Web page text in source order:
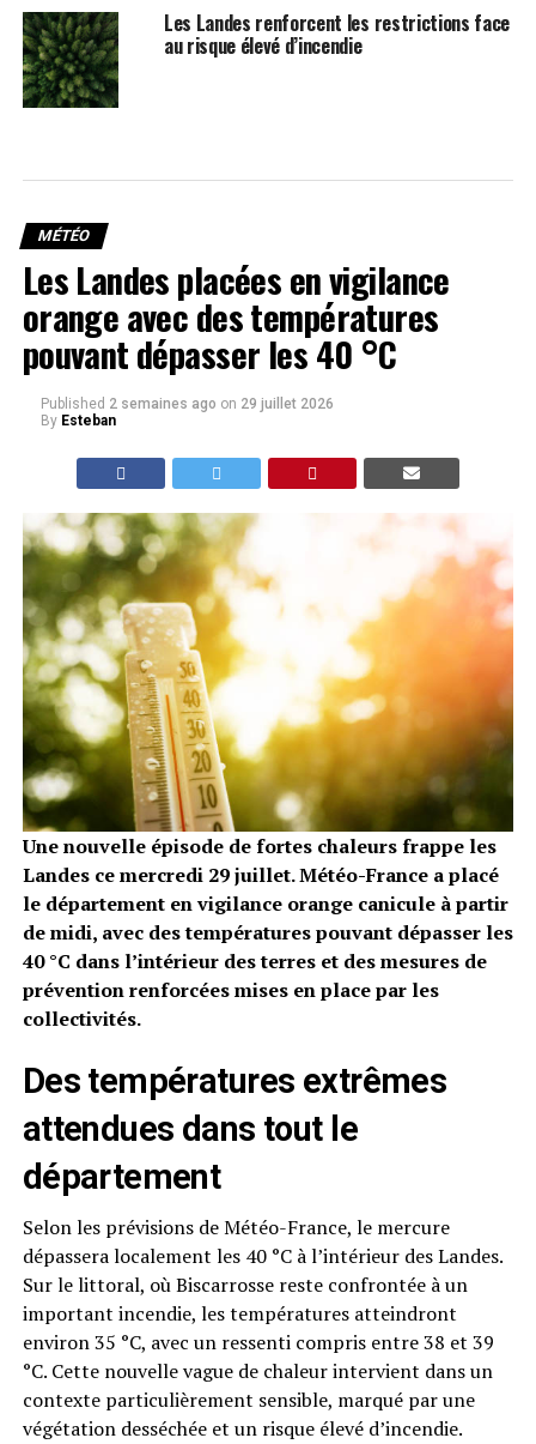
Les Landes renforcent les restrictions face
au risque élevé d’incendie
MÉTÉO
Les Landes placées en vigilance
orange avec des températures
pouvant dépasser les 40 °C
Published 2 semaines ago on 29 juillet 2026
By Esteban
Une nouvelle épisode de fortes chaleurs frappe les
Landes ce mercredi 29 juillet. Météo-France a placé
le département en vigilance orange canicule à partir
de midi, avec des températures pouvant dépasser les
40 °C dans l’intérieur des terres et des mesures de
prévention renforcées mises en place par les
collectivités.
Des températures extrêmes
attendues dans tout le
département
Selon les prévisions de Météo-France, le mercure
dépassera localement les 40 °C à l’intérieur des Landes.
Sur le littoral, où Biscarrosse reste confrontée à un
important incendie, les températures atteindront
environ 35 °C, avec un ressenti compris entre 38 et 39
°C. Cette nouvelle vague de chaleur intervient dans un
contexte particulièrement sensible, marqué par une
végétation desséchée et un risque élevé d’incendie.